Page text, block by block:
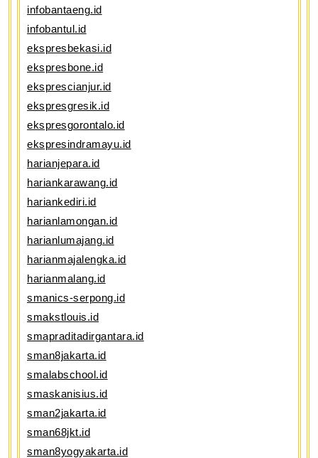
infobantaeng.id
infobantul.id
ekspresbekasi.id
ekspresbone.id
eksprescianjur.id
ekspresgresik.id
ekspresgorontalo.id
ekspresindramayu.id
harianjepara.id
hariankarawang.id
hariankediri.id
harianlamongan.id
harianlumajang.id
harianmajalengka.id
harianmalang.id
smanics-serpong.id
smakstlouis.id
smapraditadirgantara.id
sman8jakarta.id
smalabschool.id
smaskanisius.id
sman2jakarta.id
sman68jkt.id
sman8yogyakarta.id